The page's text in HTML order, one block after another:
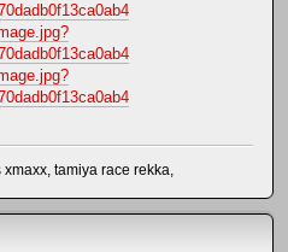
tamiya race rekka,